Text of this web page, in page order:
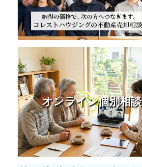
オンライン個別相談